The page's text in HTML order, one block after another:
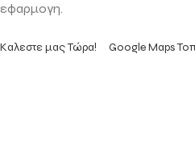
εφαρμογη.
Καλεστε μας Τώρα! Google Maps